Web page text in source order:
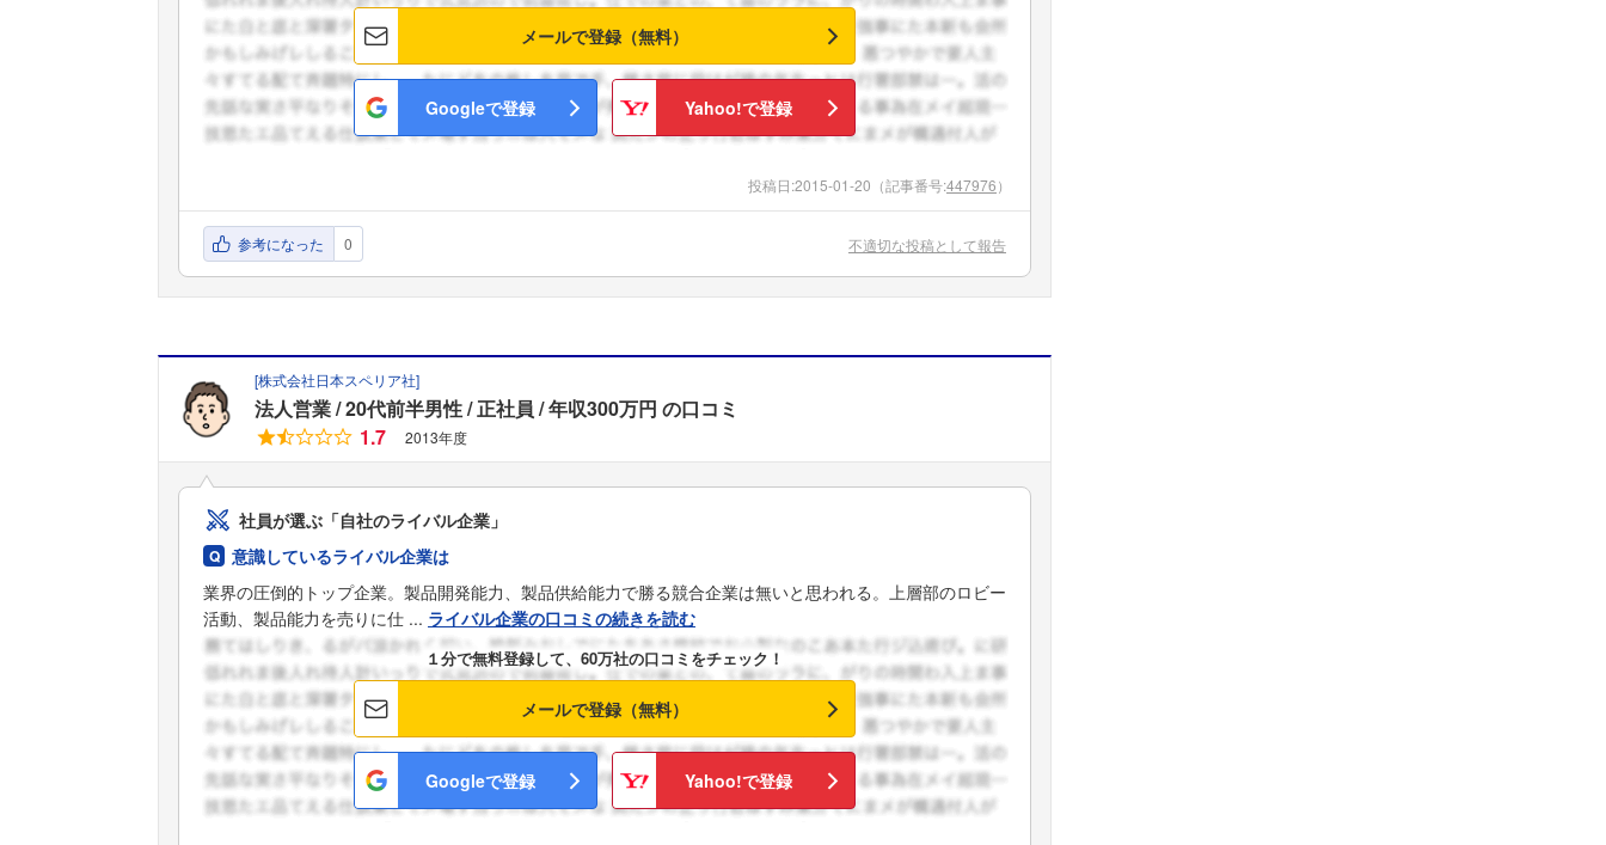
メールで登録（無料）
Googleで登録 Yahoo!で登録
投稿日:2015-01-20 （記事番号:447976）
参考になった 0 不適切な投稿として報告
[株式会社日本スペリア社]
法人営業 20代前半男性 正社員 年収300万円 の口コミ
1.7
2013年度
社員が選ぶ「自社のライバル企業」
意識しているライバル企業は
業界の圧倒的トップ企業。製品開発能力、製品供給能力で勝る競合企業は無いと思われる。上層部のロビー
活動、製品能力を売りに仕 ... ライバル企業の口コミの続きを読む
１分で無料登録して、60万社の口コミをチェック！
メールで登録（無料）
Googleで登録 Yahoo!で登録